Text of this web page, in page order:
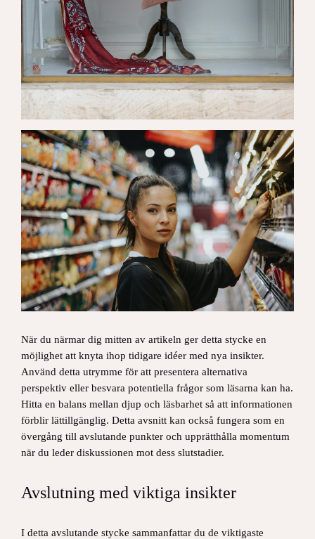
När du närmar dig mitten av artikeln ger detta stycke en
möjlighet att knyta ihop tidigare idéer med nya insikter.
Använd detta utrymme för att presentera alternativa
perspektiv eller besvara potentiella frågor som läsarna kan ha.
Hitta en balans mellan djup och läsbarhet så att informationen
förblir lättillgänglig. Detta avsnitt kan också fungera som en
övergång till avslutande punkter och upprätthålla momentum
när du leder diskussionen mot dess slutstadier.
Avslutning med viktiga insikter
I detta avslutande stycke sammanfattar du de viktigaste